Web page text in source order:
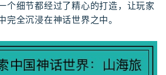
个细节都经过了精心的打造，让玩家
完全沉浸在神话世界之中。